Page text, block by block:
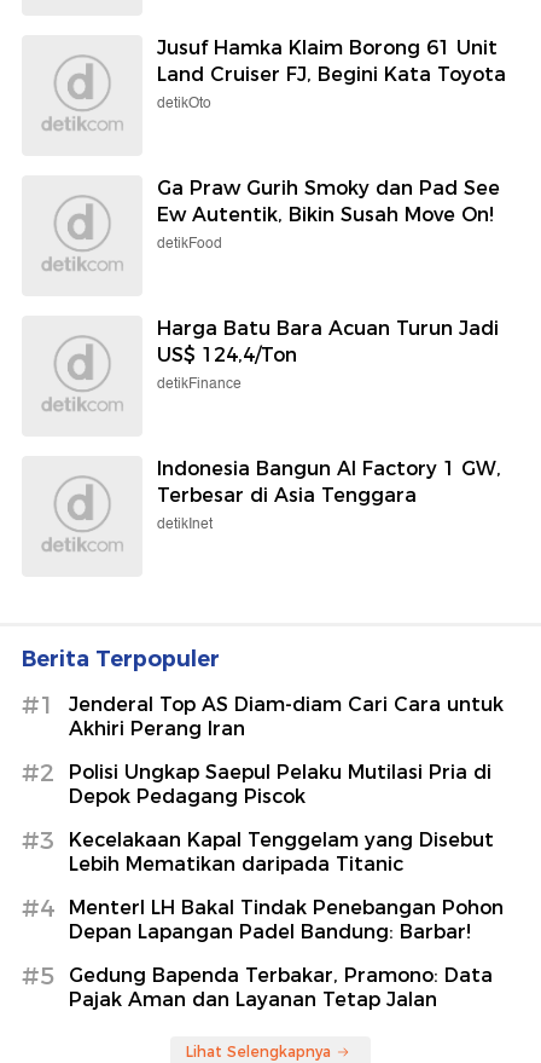
Jusuf Hamka Klaim Borong 61 Unit
Land Cruiser FJ, Begini Kata Toyota
detikOto
Ga Praw Gurih Smoky dan Pad See
Ew Autentik, Bikin Susah Move On!
detikFood
Harga Batu Bara Acuan Turun Jadi
US$ 124,4/Ton
detikFinance
Indonesia Bangun AI Factory 1 GW,
Terbesar di Asia Tenggara
detikInet
Berita Terpopuler
#1
Jenderal Top AS Diam-diam Cari Cara untuk
Akhiri Perang Iran
#2
Polisi Ungkap Saepul Pelaku Mutilasi Pria di
Depok Pedagang Piscok
#3
Kecelakaan Kapal Tenggelam yang Disebut
Lebih Mematikan daripada Titanic
#4
MenterI LH Bakal Tindak Penebangan Pohon
Depan Lapangan Padel Bandung: Barbar!
#5
Gedung Bapenda Terbakar, Pramono: Data
Pajak Aman dan Layanan Tetap Jalan
Lihat Selengkapnya